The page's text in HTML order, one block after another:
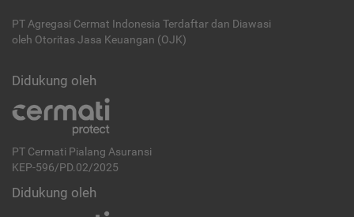
PT Agregasi Cermat Indonesia Terdaftar dan Diawasi
oleh Otoritas Jasa Keuangan (OJK)
Didukung oleh
PT Cermati Pialang Asuransi
KEP-596/PD.02/2025
Didukung oleh